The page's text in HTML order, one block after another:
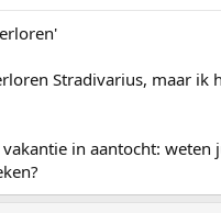
Stradivarius, maar ik
in aantocht: weten